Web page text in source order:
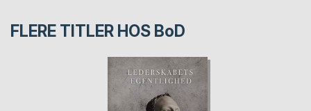
FLERE TITLER HOS BoD